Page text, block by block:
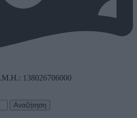
138026706000
Αναζήτηση